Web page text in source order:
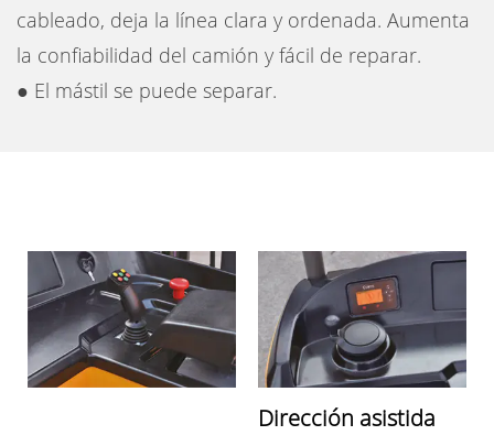
cableado, deja la línea clara y ordenada. Aumenta
la confiabilidad del camión y fácil de reparar.
● El mástil se puede separar.
Dirección asistida